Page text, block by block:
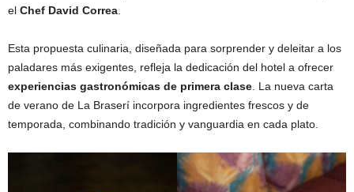
el Chef David Correa
Esta propuesta culinaria, diseñada para sorprender y deleitar a los
paladares más exigentes, refleja la dedicación del hotel a ofrecer
experiencias gastronómicas de primera clase . La nueva carta
de verano de La Braserí incorpora ingredientes frescos y de
temporada, combinando tradición y vanguardia en cada plato.